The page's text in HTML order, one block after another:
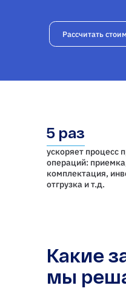
Рассчитать
5 раз
ускоряет процесс
операций:
комплектация,
отгрузка и т.д.
Какие
мы